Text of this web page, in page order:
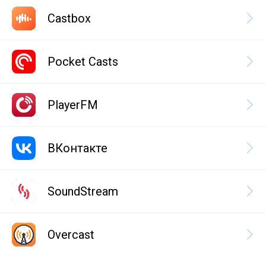
Castbox
Pocket Casts
PlayerFM
ВКонтакте
SoundStream
Overcast